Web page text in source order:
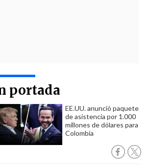
portada
EE.UU. anunció paquete
de asistencia por 1.000
millones de dólares para
Colombia